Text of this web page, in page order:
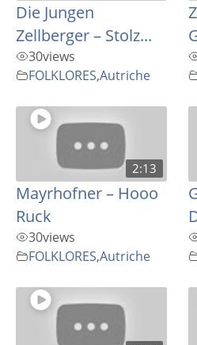
Die Jungen
Zellberger – Stolz...
30views
FOLKLORES,Autriche
2:13
Mayrhofner – Hooo
Ruck
30views
FOLKLORES,Autriche